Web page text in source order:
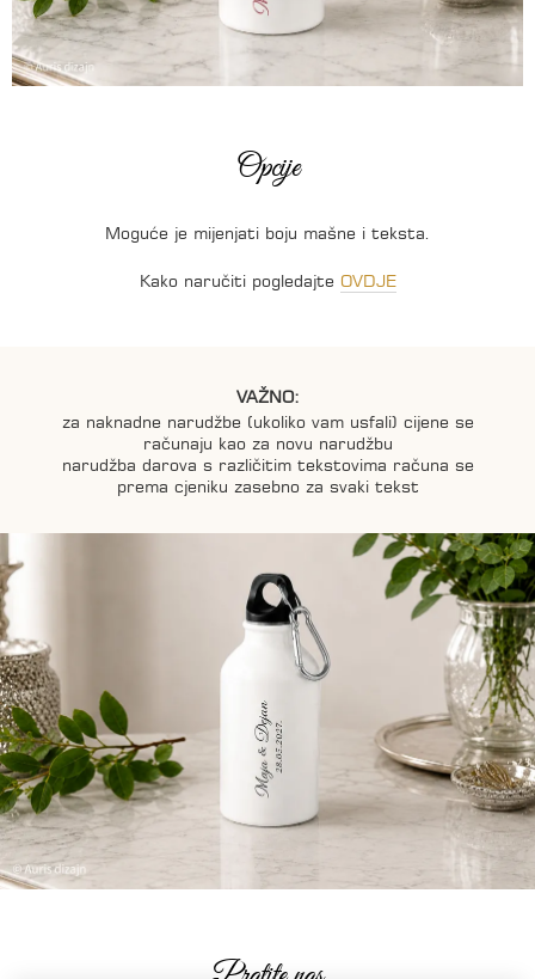
Opcije
Moguće je mijenjati boju mašne i teksta.
Kako naručiti pogledajte OVDJE
VAŽNO:
za naknadne narudžbe (ukoliko vam usfali) cijene se
računaju kao za novu narudžbu
narudžba darova s različitim tekstovima računa se
prema cjeniku zasebno za svaki tekst